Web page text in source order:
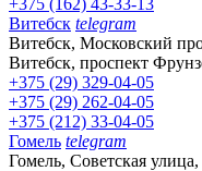
+375 (162) 43-33-13
Витебск telegram
Витебск, Московский
Витебск, проспект
+375 (29) 329-04-05
+375 (29) 262-04-05
+375 (212) 33-04-05
Гомель telegram
Гомель, Советская